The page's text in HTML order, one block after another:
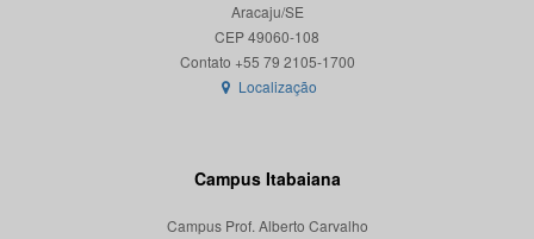
Aracaju/SE
CEP 49060-108
Localização
Campus Itabaiana
Campus Prof. Alberto Carvalho